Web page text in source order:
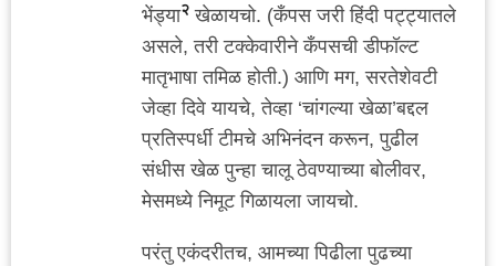
भेंड्या२ खेळायचो. (कँपस जरी हिंदी पट्ट्यातले
असले, तरी टक्केवारीने कँपसची डीफॉल्ट
मातृभाषा तमिळ होती.) आणि मग, सरतेशेवटी
जेव्हा दिवे यायचे, तेव्हा ‘चांगल्या खेळा’बद्दल
प्रतिस्पर्धी टीमचे अभिनंदन करून, पुढील
संधीस खेळ पुन्हा चालू ठेवण्याच्या बोलीवर,
मेसमध्ये निमूट गिळायला जायचो.
परंतु एकंदरीतच, आमच्या पिढीला पुढच्या